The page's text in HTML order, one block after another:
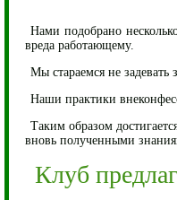
Нами подобрано
вреда работающему.
Мы стараемся не
Наши практики
Таким образом
вновь полученными
Клуб